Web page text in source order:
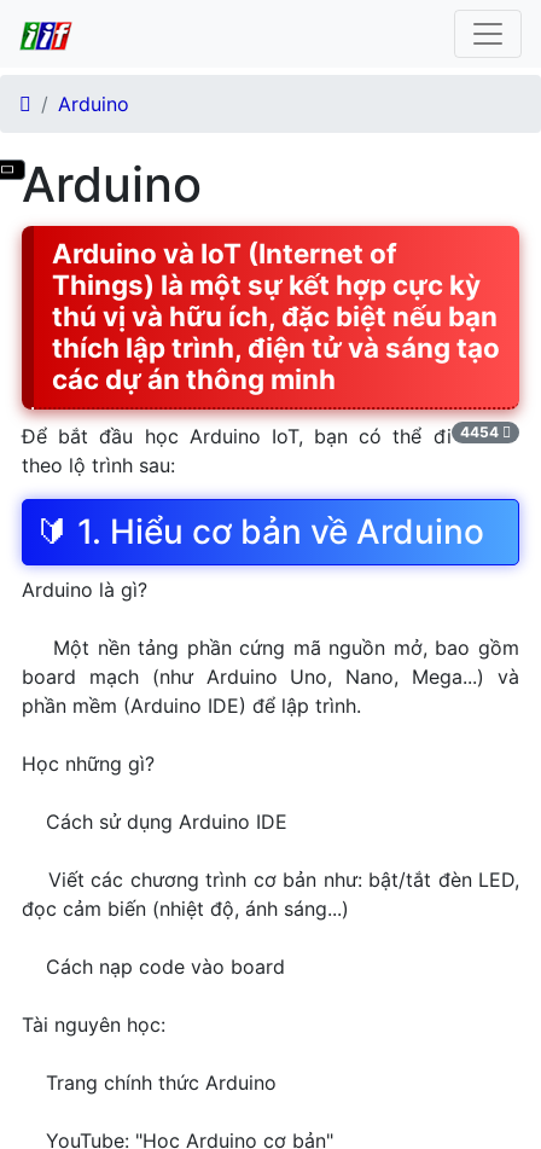
Arduino
Arduino
Arduino
Arduino và IoT (Internet of
Things) là một sự kết hợp cực kỳ
thú vị và hữu ích, đặc biệt nếu bạn
thích lập trình, điện tử và sáng tạo
các dự án thông minh
4454
Để bắt đầu học Arduino IoT, bạn có thể đi
theo lộ trình sau:
🔰 1. Hiểu cơ bản về Arduino
Arduino là gì?
Một nền tảng phần cứng mã nguồn mở, bao gồm
board mạch (như Arduino Uno, Nano, Mega...) và
phần mềm (Arduino IDE) để lập trình.
Học những gì?
Cách sử dụng Arduino IDE
Viết các chương trình cơ bản như: bật/tắt đèn LED,
đọc cảm biến (nhiệt độ, ánh sáng...)
Cách nạp code vào board
Tài nguyên học:
Trang chính thức Arduino
YouTube: "Học Arduino cơ bản"